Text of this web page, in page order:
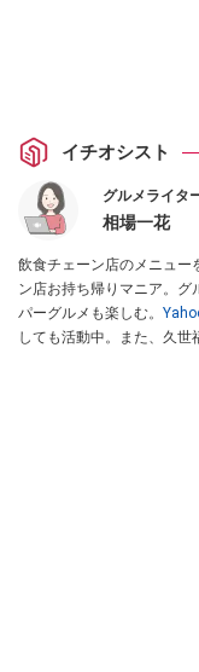
イチオシスト
グルメライタ
相場一花
飲食チェーン店のメニュー
ン店お持ち帰りマニア。グ
パーグルメも楽しむ。
しても活動中。また、久世